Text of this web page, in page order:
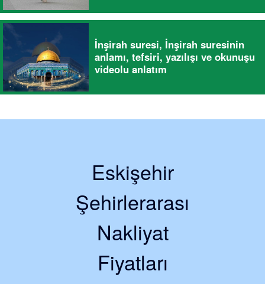
İnşirah suresi, İnşirah suresinin
anlamı, tefsiri, yazılışı ve okunuşu
videolu anlatım
Eskişehir
Şehirlerarası
Nakliyat
Fiyatları